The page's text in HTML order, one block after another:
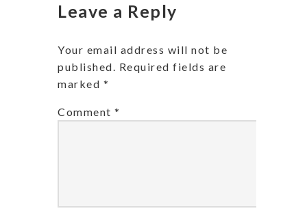
Leave a Reply
Your email address will not be
published. Required fields are
marked *
Comment *